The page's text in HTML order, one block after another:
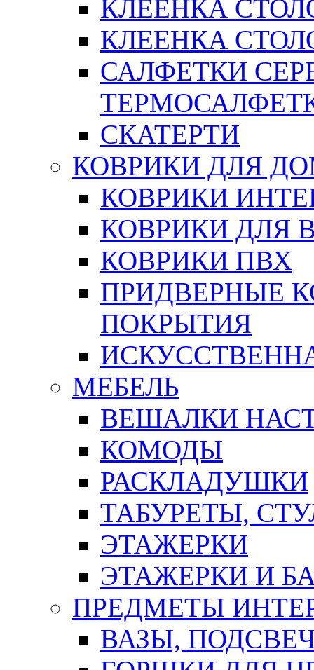
КЛЕЕНКА
КЛЕЕНКА
САЛФЕТКИ
СКАТЕРТИ
КОВРИКИ ДЛЯ
КОВРИКИ
КОВРИКИ ДЛЯ
КОВРИКИ ПВХ
ПРИДВЕРНЫЕ
ПОКРЫТИЯ
МЕБЕЛЬ
ВЕШАЛКИ
КОМОДЫ
РАСКЛАДУШКИ
ТАБУРЕТЫ,
ЭТАЖЕРКИ
ЭТАЖЕРКИ И
ПРЕДМЕТЫ
ВАЗЫ,